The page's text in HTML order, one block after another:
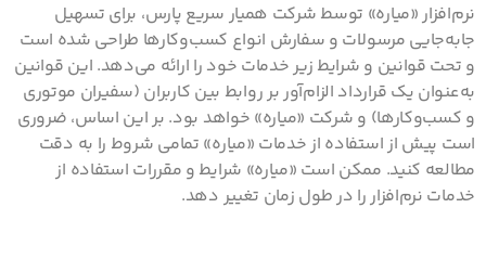
نرم‌افزار «میاره» توسط شرکت همیار سریع پارس، برای تسهیل
جابه‌جایی مرسولات و سفارش انواع کسب‌وکارها طراحی شده است
و تحت قوانین و شرایط زیر خدمات خود را ارائه می‌‌دهد. این قوانین
به‌عنوان یک قرارداد الزام‌آور بر روابط بین کاربران (سفیران موتوری
و کسب‌وکارها) و شرکت «میاره» خواهد بود. بر این اساس، ضروری
است پیش از استفاده از خدمات «میاره» تمامی شروط را به دقت
مطالعه کنید. ممکن است «میاره» شرایط و مقررات استفاده از
خدمات نرم‌افزار را در طول زمان تغییر دهد.